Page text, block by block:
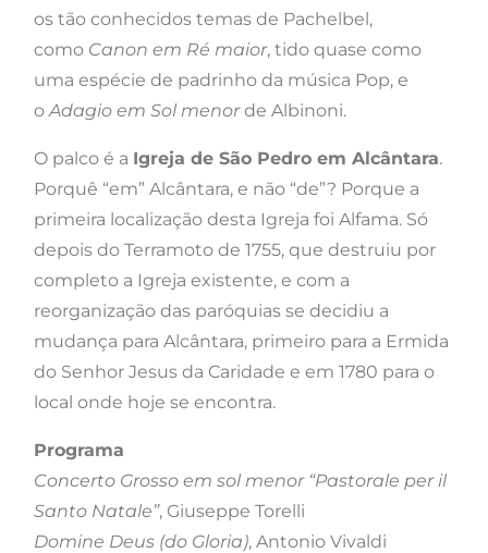
os tão conhecidos temas de Pachelbel,
como Canon em Ré maior, tido quase como
uma espécie de padrinho da música Pop, e
oAdagio em Sol menorde Albinoni.
O palco é a Igreja de São Pedro em Alcântara.
Porquê “em” Alcântara, e não “de”? Porque a
primeira localização desta Igreja foi Alfama. Só
depois do Terramoto de 1755, que destruiu por
completo a Igreja existente, e com a
reorganização das paróquias se decidiu a
mudança para Alcântara, primeiro para a Ermida
do Senhor Jesus da Caridade e em 1780 para o
local onde hoje se encontra.
Programa
Concerto Grosso em sol menor “Pastorale per il
Santo Natale”, Giuseppe Torelli
Domine Deus (do Gloria), Antonio Vivaldi